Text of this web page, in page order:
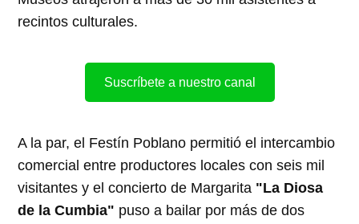
recintos culturales.
Suscríbete a nuestro canal
A la par, el Festín Poblano permitió el intercambio
comercial entre productores locales con seis mil
visitantes y el concierto de Margarita "La Diosa
de la Cumbia" puso a bailar por más de dos